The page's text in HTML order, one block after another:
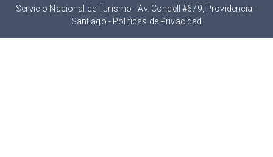
Servicio Nacional de Turismo - Av. Condell #679, Providencia -
Santiago - Políticas de Privacidad